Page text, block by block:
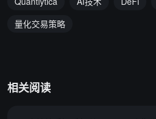
量化交易策略
相关阅读